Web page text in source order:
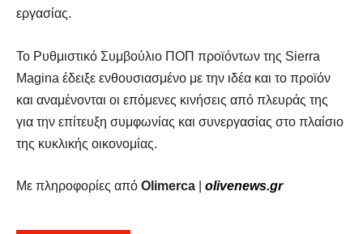
εργασίας.
Το Ρυθμιστικό Συμβούλιο ΠΟΠ προϊόντων της Sierra
Magina έδειξε ενθουσιασμένο με την ιδέα και το προϊόν
και αναμένονται οι επόμενες κινήσεις από πλευράς της
για την επίτευξη συμφωνίας και συνεργασίας στο πλαίσιο
της κυκλικής οικονομίας.
Με πληροφορίες από Olimerca olivenews.gr